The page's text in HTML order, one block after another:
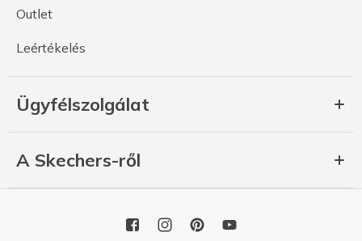
Outlet
Leértékelés
Ügyfélszolgálat
A Skechers-ről